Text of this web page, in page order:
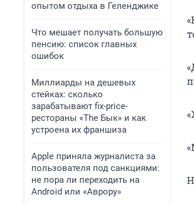
опытом отдыха в Геленджике
Что мешает получать большую
пенсию: список главных
ошибок
Миллиарды на дешевых
стейках: сколько
зарабатывают fix-price-
рестораны «The Бык» и как
устроена их франшиза
Apple приняла журналиста за
пользователя под санкциями:
не пора ли переходить на
Android или «Аврору»